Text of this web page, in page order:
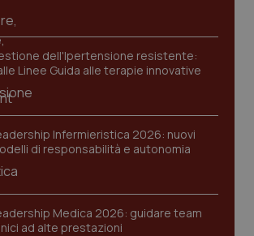
dell'Ipertensione resistente:
Linee Guida alle terapie innovative
Infermieristica 2026: nuovi
di responsabilità e autonomia
Medica 2026: guidare team
ad alte prestazioni